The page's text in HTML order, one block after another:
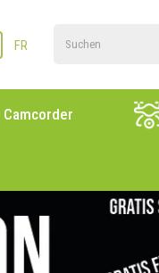
FR
Camcorder